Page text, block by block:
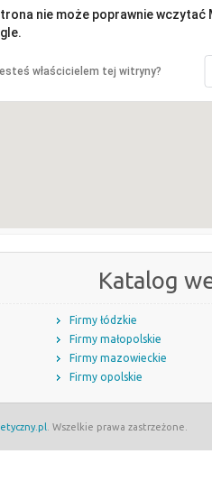
nie może poprawnie wczytać
właścicielem tej witryny?
Katalog
Firmy łódzkie
Firmy małopolskie
Firmy mazowieckie
Firmy opolskie
. Wszelkie prawa zastrzeżone.